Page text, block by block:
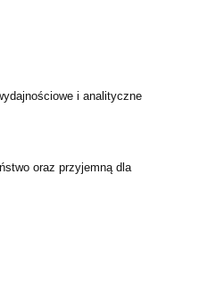
i analityczne
oraz przyjemną dla